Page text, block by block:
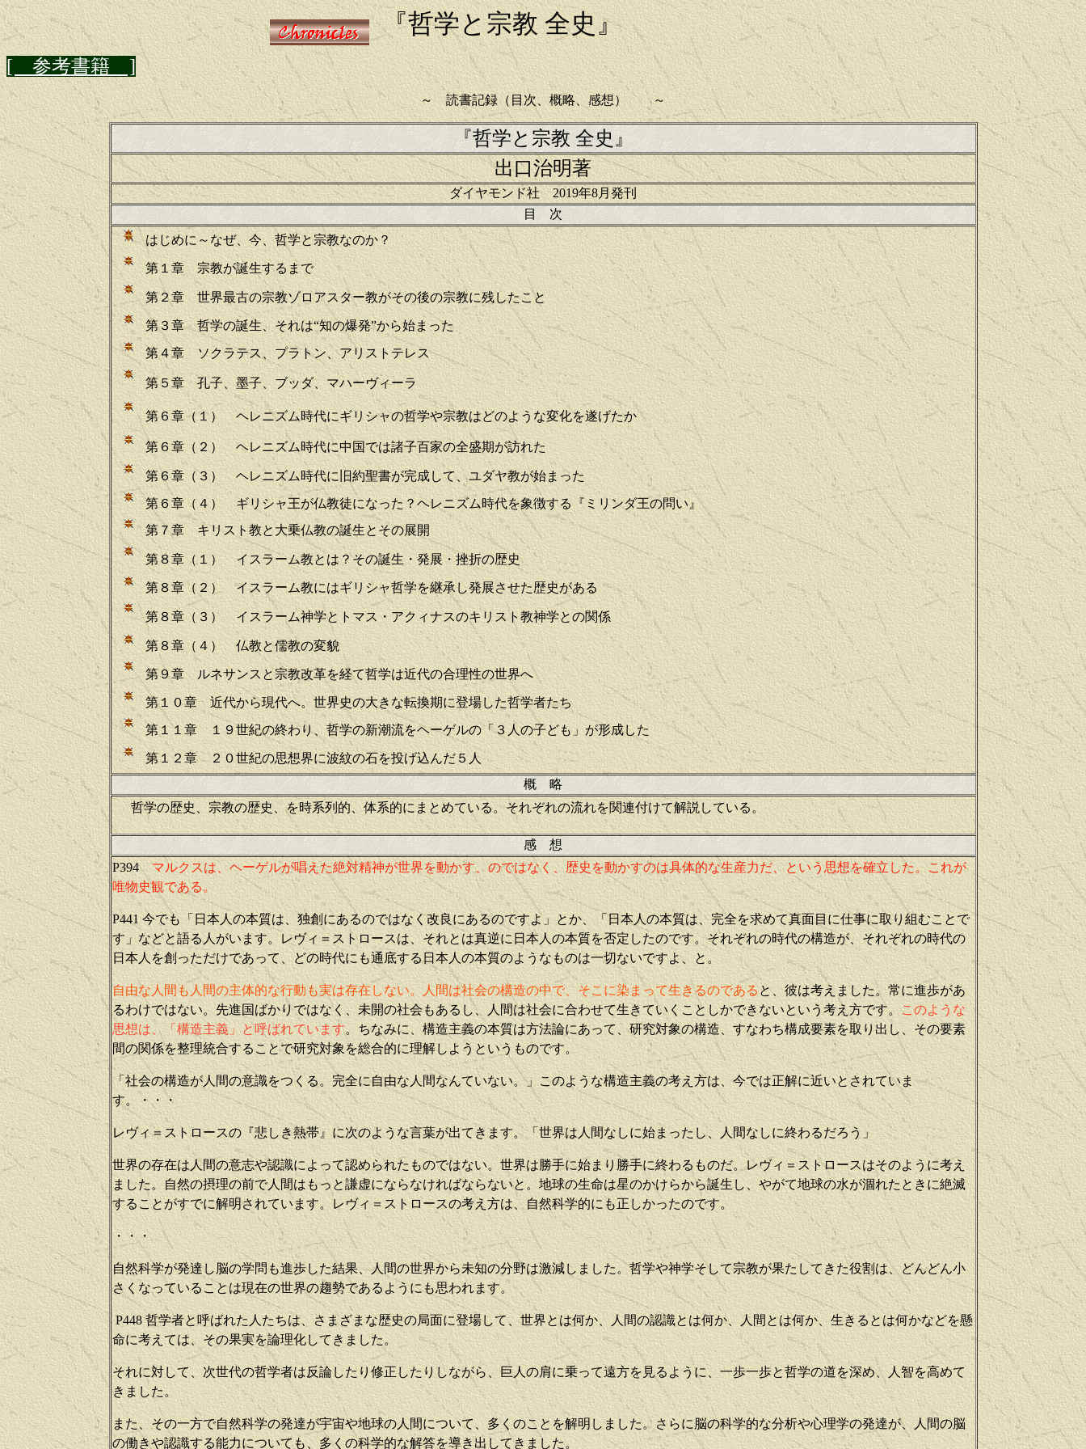
『哲学と宗教 全史』
[ 参考書籍 ]
～ 読書記録（目次、概略、感想） ～
『哲学と宗教 全史』
出口治明著
ダイヤモンド社 2019年8月発刊
目 次
はじめに～なぜ、今、哲学と宗教なのか？
第１章 宗教が誕生するまで
第２章 世界最古の宗教ゾロアスター教がその後の宗教に残したこと
第３章 哲学の誕生、それは“知の爆発”から始まった
第４章 ソクラテス、プラトン、アリストテレス
第５章 孔子、墨子、ブッダ、マハーヴィーラ
第６章（１） ヘレニズム時代にギリシャの哲学や宗教はどのような変化を遂げたか
第６章（２） ヘレニズム時代に中国では諸子百家の全盛期が訪れた
第６章（３） ヘレニズム時代に旧約聖書が完成して、ユダヤ教が始まった
第６章（４） ギリシャ王が仏教徒になった？ヘレニズム時代を象徴する『ミリンダ王の問い』
第７章 キリスト教と大乗仏教の誕生とその展開
第８章（１） イスラーム教とは？その誕生・発展・挫折の歴史
第８章（２） イスラーム教にはギリシャ哲学を継承し発展させた歴史がある
第８章（３） イスラーム神学とトマス・アクィナスのキリスト教神学との関係
第８章（４） 仏教と儒教の変貌
第９章 ルネサンスと宗教改革を経て哲学は近代の合理性の世界へ
第１０章 近代から現代へ。世界史の大きな転換期に登場した哲学者たち
第１１章 １９世紀の終わり、哲学の新潮流をヘーゲルの「３人の子ども」が形成した
第１２章 ２０世紀の思想界に波紋の石を投げ込んだ５人
概 略
哲学の歴史、宗教の歴史、を時系列的、体系的にまとめている。それぞれの流れを関連付けて解説している。
感 想
P394
マルクスは、ヘーゲルが唱えた絶対精神が世界を動かす、のではなく、歴史を動かすのは具体的な生産力だ、という思想を確立した。これが
唯物史観である。
P441 今でも「日本人の本質は、独創にあるのではなく改良にあるのですよ」とか、「日本人の本質は、完全を求めて真面目に仕事に取り組むことで
す」などと語る人がいます。レヴィ＝ストロースは、それとは真逆に日本人の本質を否定したのです。それぞれの時代の構造が、それぞれの時代の
日本人を創っただけであって、どの時代にも通底する日本人の本質のようなものは一切ないですよ、と。
自由な人間も人間の主体的な行動も実は存在しない。人間は社会の構造の中で、そこに染まって生きるのであると、彼は考えました。常に進歩があ
るわけではない。先進国ばかりではなく、未開の社会もあるし、人間は社会に合わせて生きていくことしかできないという考え方です。このような
思想は、「構造主義」と呼ばれています。ちなみに、構造主義の本質は方法論にあって、研究対象の構造、すなわち構成要素を取り出し、その要素
間の関係を整理統合することで研究対象を総合的に理解しようというものです。
「社会の構造が人間の意識をつくる。完全に自由な人間なんていない。」このような構造主義の考え方は、今では正解に近いとされていま
す。・・・
レヴィ＝ストロースの『悲しき熱帯』に次のような言葉が出てきます。「世界は人間なしに始まったし、人間なしに終わるだろう」
世界の存在は人間の意志や認識によって認められたものではない。世界は勝手に始まり勝手に終わるものだ。レヴィ＝ストロースはそのように考え
ました。自然の摂理の前で人間はもっと謙虚にならなければならないと。地球の生命は星のかけらから誕生し、やがて地球の水が涸れたときに絶滅
することがすでに解明されています。レヴィ＝ストロースの考え方は、自然科学的にも正しかったのです。
・・・
自然科学が発達し脳の学問も進歩した結果、人間の世界から未知の分野は激減しました。哲学や神学そして宗教が果たしてきた役割は、どんどん小
さくなっていることは現在の世界の趨勢であるようにも思われます。
P448 哲学者と呼ばれた人たちは、さまざまな歴史の局面に登場して、世界とは何か、人間の認識とは何か、人間とは何か、生きるとは何かなどを懸
命に考えては、その果実を論理化してきました。
それに対して、次世代の哲学者は反論したり修正したりしながら、巨人の肩に乗って遠方を見るように、一歩一歩と哲学の道を深め、人智を高めて
きました。
また、その一方で自然科学の発達が宇宙や地球の人間について、多くのことを解明しました。さらに脳の科学的な分析や心理学の発達が、人間の脳
の働きや認識する能力についても、多くの科学的な解答を導き出してきました。